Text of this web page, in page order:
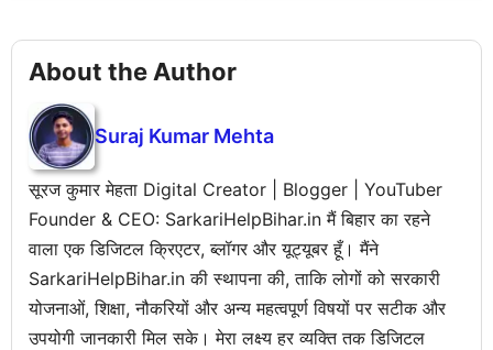
About the Author
Suraj Kumar Mehta
सूरज कुमार मेहता Digital Creator | Blogger | YouTuber
Founder & CEO: SarkariHelpBihar.in मैं बिहार का रहने
वाला एक डिजिटल क्रिएटर, ब्लॉगर और यूट्यूबर हूँ। मैंने
SarkariHelpBihar.in की स्थापना की, ताकि लोगों को सरकारी
योजनाओं, शिक्षा, नौकरियों और अन्य महत्वपूर्ण विषयों पर सटीक और
उपयोगी जानकारी मिल सके। मेरा लक्ष्य हर व्यक्ति तक डिजिटल